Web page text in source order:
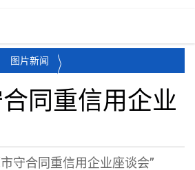
图片新闻
同重信用企业
守合同重信用企业座谈会”